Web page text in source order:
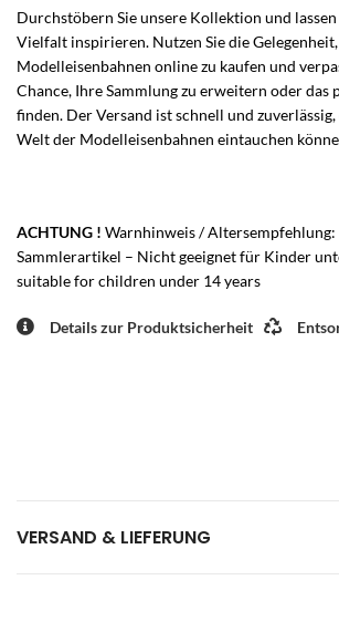
Durchstöbern Sie unsere Kollektion und
Vielfalt inspirieren. Nutzen Sie die
Modelleisenbahnen online zu kaufen und
Chance, Ihre Sammlung zu erweitern oder das
finden. Der Versand ist schnell und
Welt der Modelleisenbahnen eintauchen
ACHTUNG ! Warnhinweis /
Sammlerartikel – Nicht geeignet für Kinder
suitable for children under 14 years
Details zur Produktsicherheit
VERSAND & LIEFERUNG